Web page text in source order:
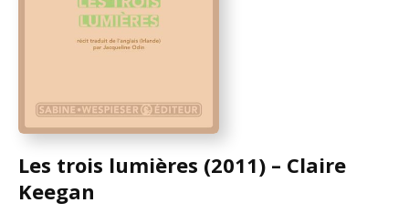
Les trois lumières (2011) – Claire
Keegan